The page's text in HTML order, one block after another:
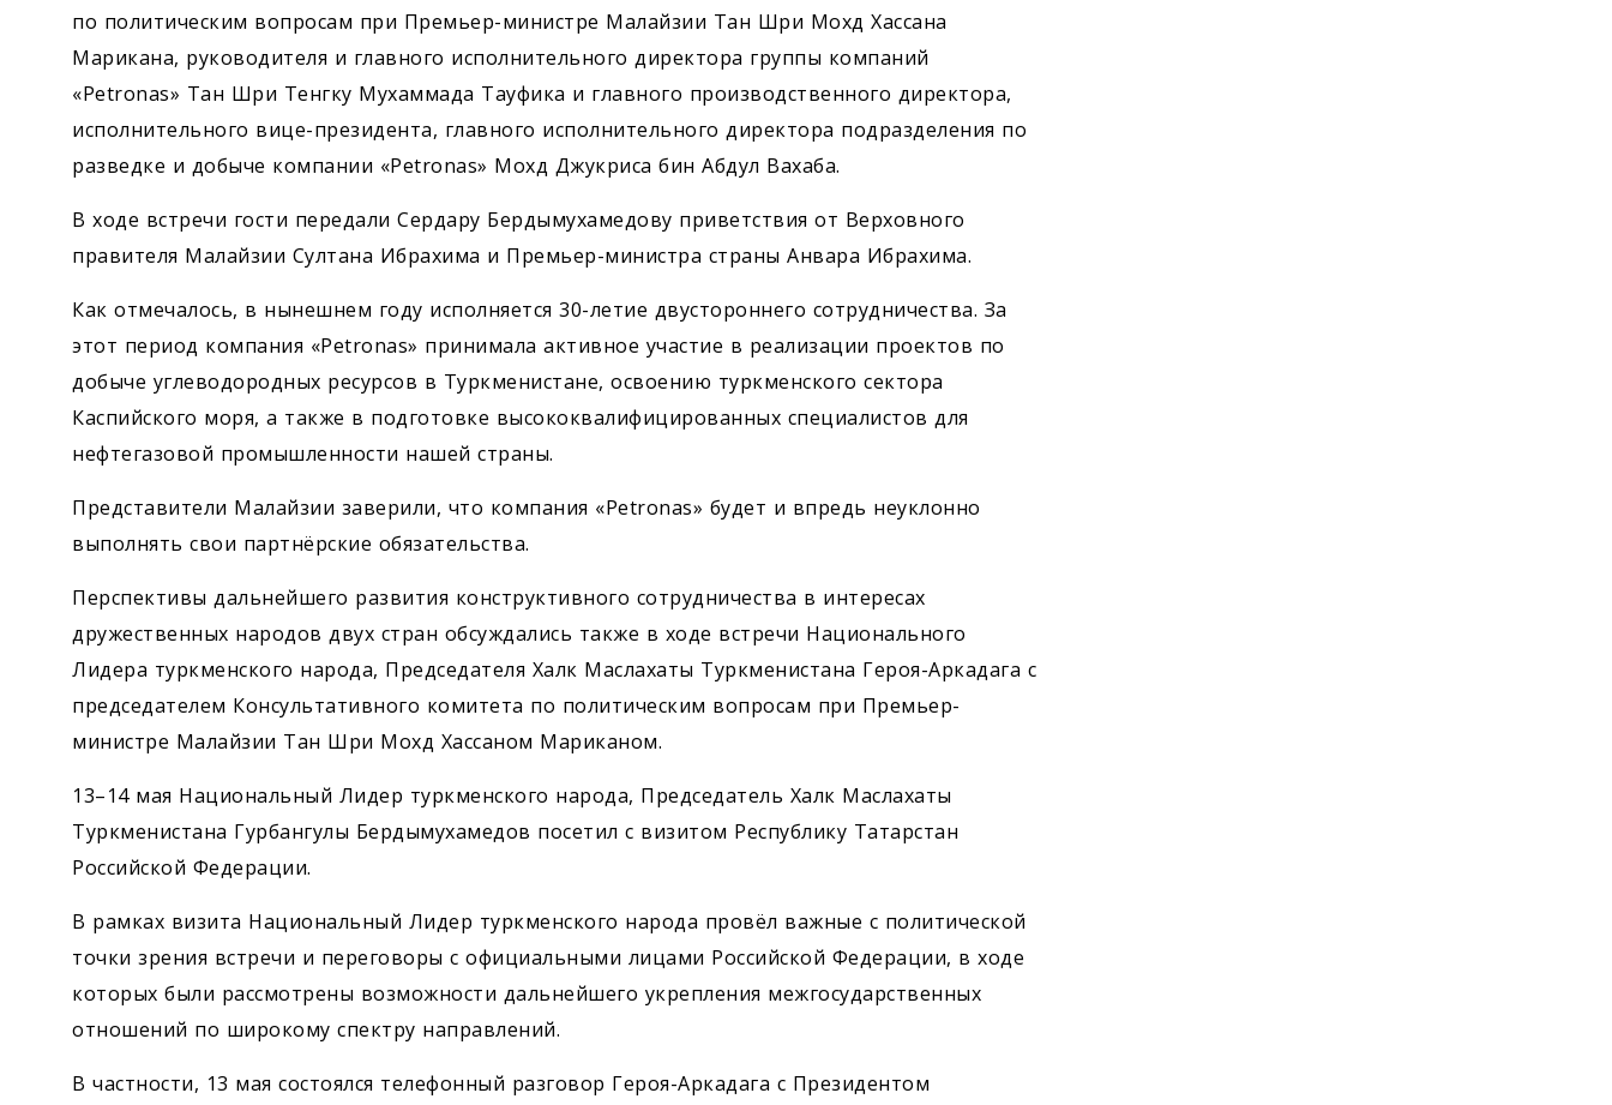
по политическим вопросам при Премьер-министре Малайзии Тан Шри Мохд Хассана
Марикана, руководителя и главного исполнительного директора группы компаний
«Petronas» Тан Шри Тенгку Мухаммада Тауфика и главного производственного директора,
исполнительного вице-президента, главного исполнительного директора подразделения по
разведке и добыче компании «Petronas» Мохд Джукриса бин Абдул Вахаба.
В ходе встречи гости передали ­Сердару Бердымухамедову приветствия от Верховного
правителя Малайзии Султана Ибрахима и Премьер-министра страны Анвара Ибрахима.
Как отмечалось, в нынешнем году исполняется 30-летие двустороннего сотрудничества. За
этот период компания «Petronas» принимала активное участие в реализации проектов по
добыче углеводородных ресурсов в Туркменистане, освоению туркменского сектора
Каспийского моря, а также в подготовке высококвалифицированных специалистов для
нефтегазовой промышленности нашей страны.
Представители Малайзии заверили, что компания «Petronas» будет и впредь неуклонно
выполнять свои партнёрские обязательства.
Перспективы дальнейшего развития конструктивного сотрудничества в интересах
дружественных народов двух стран обсуждались также в ходе встречи Национального
Лидера туркменского народа, Председателя Халк Маслахаты Туркменистана Героя-Аркадага с
председателем Консультативного комитета по политическим вопросам при Премьер-
министре Малайзии Тан Шри Мохд Хассаном Мариканом.
13–14 мая Национальный Лидер туркменского народа, Председатель Халк Маслахаты
Туркменистана Гурбангулы Бердымухамедов посетил с визитом Республику Татарстан
Российской Федерации.
В рамках визита Национальный Лидер туркменского народа провёл важные с политической
точки зрения встречи и переговоры с официальными лицами Российской Федерации, в ходе
которых были рассмотрены возможности дальнейшего укрепления межгосударственных
отношений по широкому спектру направлений.
В частности, 13 мая состоялся телефонный разговор Героя-Аркадага с Президентом